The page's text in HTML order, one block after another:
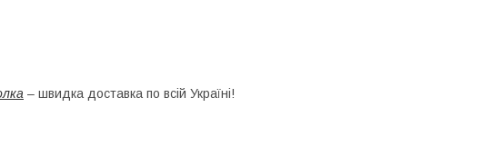
– швидка доставка по всій Україні!